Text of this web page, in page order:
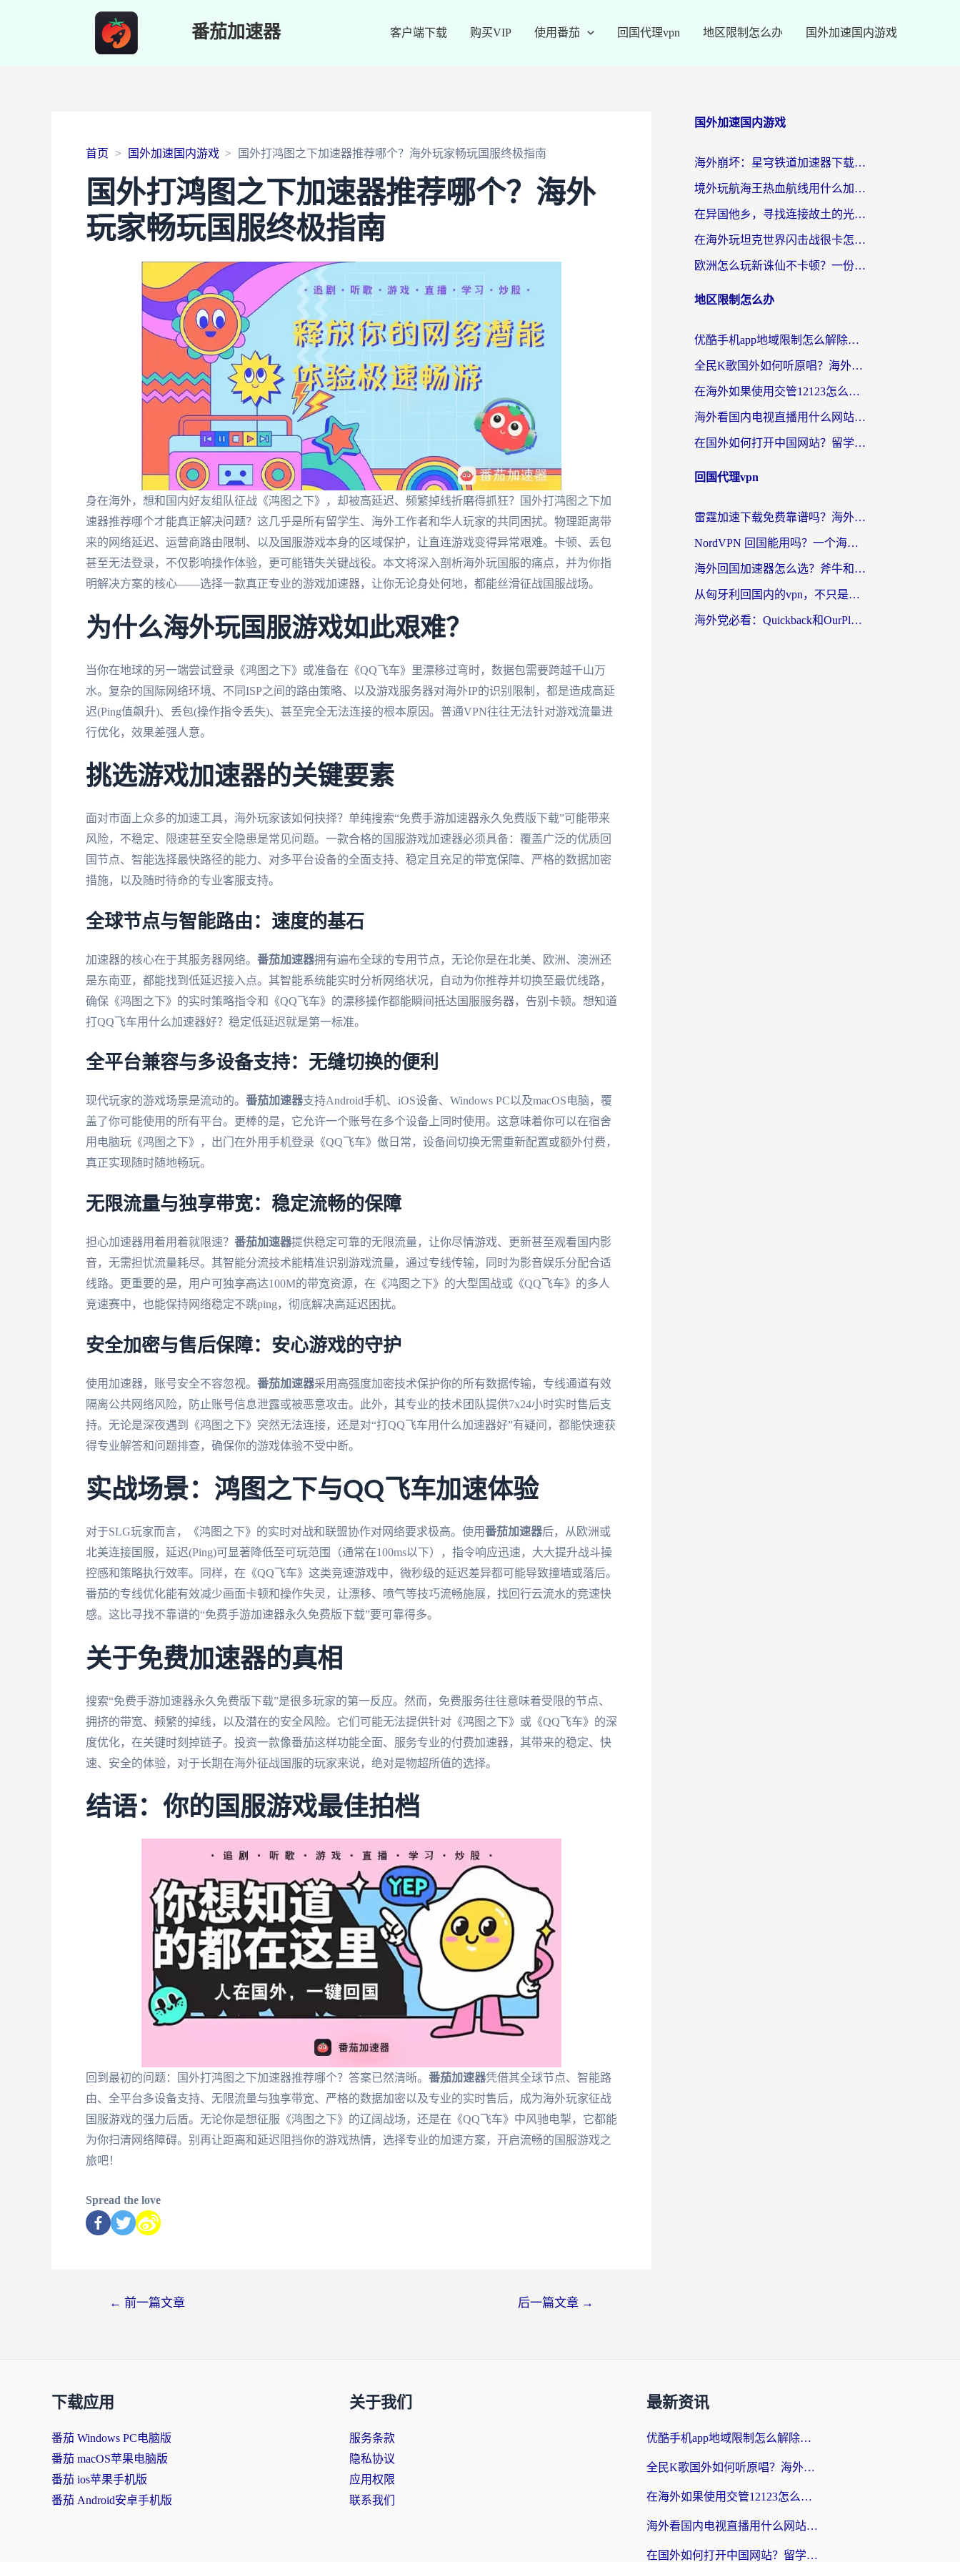
番茄加速器 客户端下载 购买VIP 使用番茄 回国代理vpn 地区限制怎么办 国外加速国内游戏
首页 国外加速国内游戏 国外打鸿图之下加速器推荐哪个？海外玩家畅玩国服终极指南
国外打鸿图之下加速器推荐哪个？海外
玩家畅玩国服终极指南
身在海外，想和国内好友组队征战《鸿图之下》，却被高延迟、频繁掉线折磨得抓狂？国外打鸿图之下加
速器推荐哪个才能真正解决问题？这几乎是所有留学生、海外工作者和华人玩家的共同困扰。物理距离带
来的网络延迟、运营商路由限制、以及国服游戏本身的区域保护，让直连游戏变得异常艰难。卡顿、丢包
甚至无法登录，不仅影响操作体验，更可能错失关键战役。本文将深入剖析海外玩国服的痛点，并为你指
明解决方案的核心——选择一款真正专业的游戏加速器，让你无论身处何地，都能丝滑征战国服战场。
为什么海外玩国服游戏如此艰难？
当你在地球的另一端尝试登录《鸿图之下》或准备在《QQ飞车》里漂移过弯时，数据包需要跨越千山万
水。复杂的国际网络环境、不同ISP之间的路由策略、以及游戏服务器对海外IP的识别限制，都是造成高延
迟(Ping值飙升)、丢包(操作指令丢失)、甚至完全无法连接的根本原因。普通VPN往往无法针对游戏流量进
行优化，效果差强人意。
挑选游戏加速器的关键要素
面对市面上众多的加速工具，海外玩家该如何抉择？单纯搜索“免费手游加速器永久免费版下载”可能带来
风险，不稳定、限速甚至安全隐患是常见问题。一款合格的国服游戏加速器必须具备：覆盖广泛的优质回
国节点、智能选择最快路径的能力、对多平台设备的全面支持、稳定且充足的带宽保障、严格的数据加密
措施，以及随时待命的专业客服支持。
全球节点与智能路由：速度的基石
加速器的核心在于其服务器网络。 番茄加速器拥有遍布全球的专用节点，无论你是在北美、欧洲、澳洲还
是东南亚，都能找到低延迟接入点。其智能系统能实时分析网络状况，自动为你推荐并切换至最优线路，
确保《鸿图之下》的实时策略指令和《QQ飞车》的漂移操作都能瞬间抵达国服服务器，告别卡顿。想知道
打QQ飞车用什么加速器好？稳定低延迟就是第一标准。
全平台兼容与多设备支持：无缝切换的便利
现代玩家的游戏场景是流动的。 番茄加速器支持Android手机、iOS设备、Windows PC以及macOS电脑，覆
盖了你可能使用的所有平台。更棒的是，它允许一个账号在多个设备上同时使用。这意味着你可以在宿舍
用电脑玩《鸿图之下》，出门在外用手机登录《QQ飞车》做日常，设备间切换无需重新配置或额外付费，
真正实现随时随地畅玩。
无限流量与独享带宽：稳定流畅的保障
担心加速器用着用着就限速？ 番茄加速器提供稳定可靠的无限流量，让你尽情游戏、更新甚至观看国内影
音，无需担忧流量耗尽。其智能分流技术能精准识别游戏流量，通过专线传输，同时为影音娱乐分配合适
线路。更重要的是，用户可独享高达100M的带宽资源，在《鸿图之下》的大型国战或《QQ飞车》的多人
竞速赛中，也能保持网络稳定不跳ping，彻底解决高延迟困扰。
安全加密与售后保障：安心游戏的守护
使用加速器，账号安全不容忽视。 番茄加速器采用高强度加密技术保护你的所有数据传输，专线通道有效
隔离公共网络风险，防止账号信息泄露或被恶意攻击。此外，其专业的技术团队提供7x24小时实时售后支
持。无论是深夜遇到《鸿图之下》突然无法连接，还是对“打QQ飞车用什么加速器好”有疑问，都能快速获
得专业解答和问题排查，确保你的游戏体验不受中断。
实战场景：鸿图之下与QQ飞车加速体验
对于SLG玩家而言，《鸿图之下》的实时对战和联盟协作对网络要求极高。使用番茄加速器后，从欧洲或
北美连接国服，延迟(Ping)可显著降低至可玩范围（通常在100ms以下），指令响应迅速，大大提升战斗操
控感和策略执行效率。同样，在《QQ飞车》这类竞速游戏中，微秒级的延迟差异都可能导致撞墙或落后。
番茄的专线优化能有效减少画面卡顿和操作失灵，让漂移、喷气等技巧流畅施展，找回行云流水的竞速快
感。这比寻找不靠谱的“免费手游加速器永久免费版下载”要可靠得多。
关于免费加速器的真相
搜索“免费手游加速器永久免费版下载”是很多玩家的第一反应。然而，免费服务往往意味着受限的节点、
拥挤的带宽、频繁的掉线，以及潜在的安全风险。它们可能无法提供针对《鸿图之下》或《QQ飞车》的深
度优化，在关键时刻掉链子。投资一款像番茄这样功能全面、服务专业的付费加速器，其带来的稳定、快
速、安全的体验，对于长期在海外征战国服的玩家来说，绝对是物超所值的选择。
结语：你的国服游戏最佳拍档
回到最初的问题：国外打鸿图之下加速器推荐哪个？答案已然清晰。 番茄加速器凭借其全球节点、智能路
由、全平台多设备支持、无限流量与独享带宽、严格的数据加密以及专业的实时售后，成为海外玩家征战
国服游戏的强力后盾。无论你是想征服《鸿图之下》的辽阔战场，还是在《QQ飞车》中风驰电掣，它都能
为你扫清网络障碍。别再让距离和延迟阻挡你的游戏热情，选择专业的加速方案，开启流畅的国服游戏之
旅吧！
Spread the love
← 前一篇文章 后一篇文章 →
国外加速国内游戏
海外崩坏：星穹铁道加速器下载安装：一份给游子的终极网络指南
境外玩航海王热血航线用什么加速器？2026海外玩家实测最优方案（附欧洲问道堡垒前线加速技巧）
在异国他乡，寻找连接故土的光明大陆免费加速器
在海外玩坦克世界闪击战很卡怎么办？老玩家亲测有效的加速器选择指南
欧洲怎么玩新诛仙不卡顿？一份给海外游子的国服游戏畅玩指南
地区限制怎么办
优酷手机app地域限制怎么解除？海外党亲测有效的追剧方案
全民K歌国外如何听原唱？海外党亲测有效的回国加速器选择指南
在海外如果使用交管12123怎么处理？留学生亲测有效的回国加速方案
海外看国内电视直播用什么网站比较好？一篇解决你所有追剧难题的实用指南
在国外如何打开中国网站？留学生与海外华人的无缝访问指南
回国代理vpn
雷霆加速下载免费靠谱吗？海外党选回国加速器的避坑指南（附热门工具对比）
NordVPN 回国能用吗？一个海外用户必须面对的真实困境
海外回国加速器怎么选？斧牛和海龟哪个好？一篇帮你避开坑的实用指南
从匈牙利回国内的vpn，不只是为了刷剧那么简单
海外党必看：Quickback和OurPlay好用吗？3分钟选对回国加速器，无缝刷剧玩游戏
下载应用
番茄 Windows PC电脑版
番茄 macOS苹果电脑版
番茄 ios苹果手机版
番茄 Android安卓手机版
关于我们
服务条款
隐私协议
应用权限
联系我们
最新资讯
优酷手机app地域限制怎么解除？海外党亲测有效的追剧方案
全民K歌国外如何听原唱？海外党亲测有效的回国加速器选择指南
在海外如果使用交管12123怎么处理？留学生亲测有效的回国加速方案
海外看国内电视直播用什么网站比较好？一篇解决你所有追剧难题的实用指南
在国外如何打开中国网站？留学生与海外华人的无缝访问指南